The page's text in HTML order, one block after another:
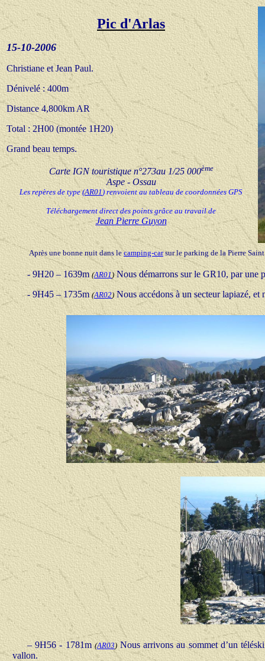
Pic d'Arlas
15-10-2006
Christiane et Jean Paul.
Dénivelé : 400m
Distance 4,800km AR
Total : 2H00 (montée 1H20)
Grand beau temps.
Carte IGNtouristique n°273au 1/25 000ème
Aspe - Ossau
Les repères de type(AR01 ) renvoient au tableau de coordonnées GPS
Téléchargement direct des points grâce au travail de
Jean Pierre Guyon
Après une bonne nuit dans lecamping-carsur le parking de la Pierre
- 9H20 – 1639m (AR01 )Nous démarrons sur le GR10, par une
- 9H45 – 1735m (AR02) Nous accédons à un secteur lapiazé, et
– 9H56 - 1781m(AR03)Nous arrivons au sommet d’un
vallon.